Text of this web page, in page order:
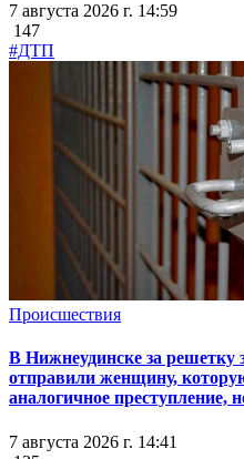
7 августа 2026 г. 14:59
147
#ДТП
Происшествия
В Нижнеудинске за решетку
отправили женщину,
аналогичное преступление,
7 августа 2026 г. 14:41